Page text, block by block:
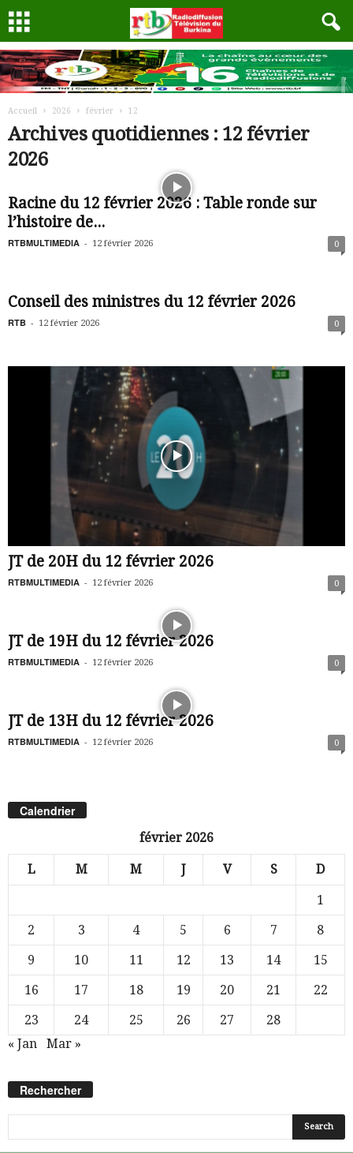
Accueil 2026 février 12
Archives quotidiennes : 12 février
2026
Racine du 12 février 2026 : Table ronde sur
l’histoire de...
RTBMULTIMEDIA - 12 février 2026 0
Conseil des ministres du 12 février 2026
RTB - 12 février 2026 0
JT de 20H du 12 février 2026
RTBMULTIMEDIA - 12 février 2026 0
JT de 19H du 12 février 2026
RTBMULTIMEDIA - 12 février 2026 0
JT de 13H du 12 février 2026
RTBMULTIMEDIA - 12 février 2026 0
Calendrier
février 2026
L M M J V S D
1
2
3 4 5 6 7
8
9
10 11 12 13 14
15
16
17 18 19 20 21
22
23
24 25 26 27
28
« Jan
Mar »
Rechercher